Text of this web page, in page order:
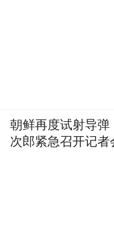
朝鲜再度试射导弹
次郎紧急召开记者